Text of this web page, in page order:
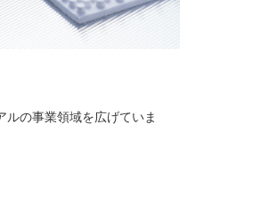
ルの事業領域を広げていま